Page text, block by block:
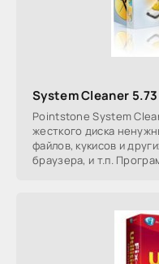
System Cleaner 5.73
Pointstone System
жесткого диска
файлов, кукисов и
браузера, и т.п.